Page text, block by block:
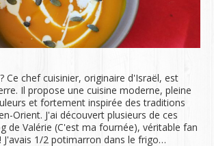
Ce chef cuisinier, originaire d'Israël, est
Il propose une cuisine moderne, pleine
et fortement inspirée des traditions
Orient. J'ai découvert plusieurs de ces
de Valérie (C'est ma fournée), véritable fan
J'avais 1/2 potimarron dans le frigo…